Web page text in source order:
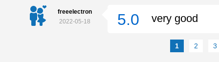
freeelectron
2022-05-18
5.0 very good
1 2 3